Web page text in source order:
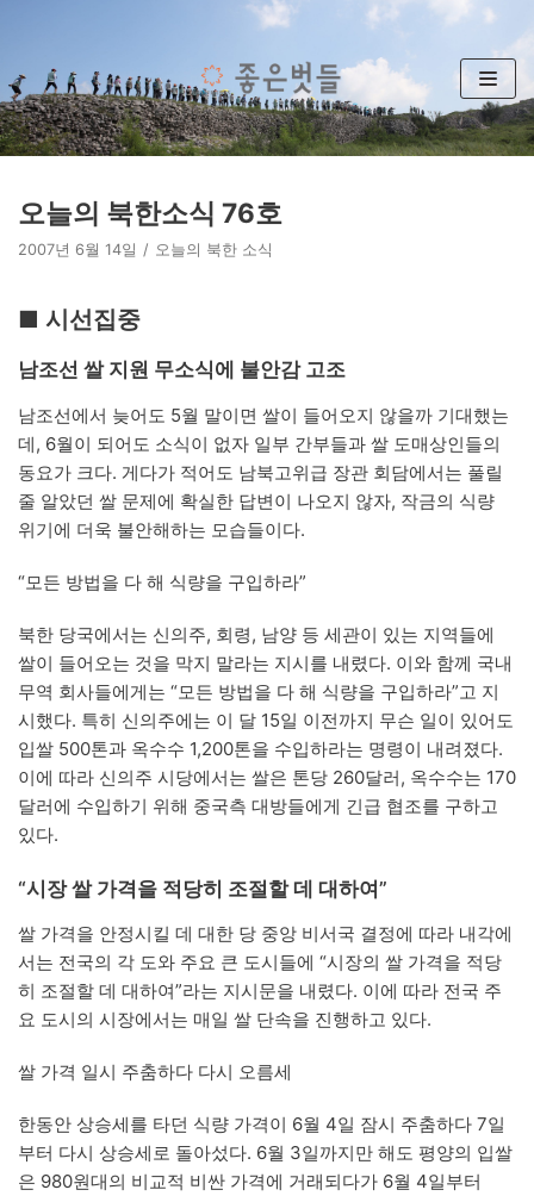
츠
로
건
뛰
기
오늘의 북한소식 76호
2007년 6월 14일 오늘의 북한 소식
■ 시선집중
남조선 쌀 지원 무소식에 불안감 고조
남조선에서 늦어도 5월 말이면 쌀이 들어오지 않을까 기대했는
데, 6월이 되어도 소식이 없자 일부 간부들과 쌀 도매상인들의
동요가 크다. 게다가 적어도 남북고위급 장관 회담에서는 풀릴
줄 알았던 쌀 문제에 확실한 답변이 나오지 않자, 작금의 식량
위기에 더욱 불안해하는 모습들이다.
“모든 방법을 다 해 식량을 구입하라”
북한 당국에서는 신의주, 회령, 남양 등 세관이 있는 지역들에
쌀이 들어오는 것을 막지 말라는 지시를 내렸다. 이와 함께 국내
무역 회사들에게는 “모든 방법을 다 해 식량을 구입하라”고 지
시했다. 특히 신의주에는 이 달 15일 이전까지 무슨 일이 있어도
입쌀 500톤과 옥수수 1,200톤을 수입하라는 명령이 내려졌다.
이에 따라 신의주 시당에서는 쌀은 톤당 260달러, 옥수수는 170
달러에 수입하기 위해 중국측 대방들에게 긴급 협조를 구하고
있다.
“시장 쌀 가격을 적당히 조절할 데 대하여”
쌀 가격을 안정시킬 데 대한 당 중앙 비서국 결정에 따라 내각에
서는 전국의 각 도와 주요 큰 도시들에 “시장의 쌀 가격을 적당
히 조절할 데 대하여”라는 지시문을 내렸다. 이에 따라 전국 주
요 도시의 시장에서는 매일 쌀 단속을 진행하고 있다.
쌀 가격 일시 주춤하다 다시 오름세
한동안 상승세를 타던 식량 가격이 6월 4일 잠시 주춤하다 7일
부터 다시 상승세로 돌아섰다. 6월 3일까지만 해도 평양의 입쌀
은 980원대의 비교적 비싼 가격에 거래되다가 6월 4일부터